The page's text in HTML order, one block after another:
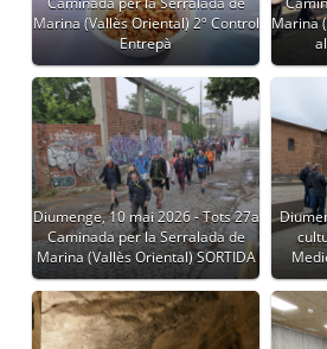
Marina (Vallès Oriental) 2º Control
Entrepà
Marina
Diumenge, 10 mai 2026 - Tots 27a
Caminada per la Serralada de
Marina (Vallès Oriental) SORTIDA